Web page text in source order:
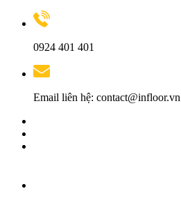
0924 401 401
Email liên hệ: contact@infloor.vn